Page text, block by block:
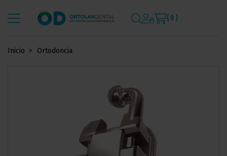
( 0 )
Inicio Ortodoncia